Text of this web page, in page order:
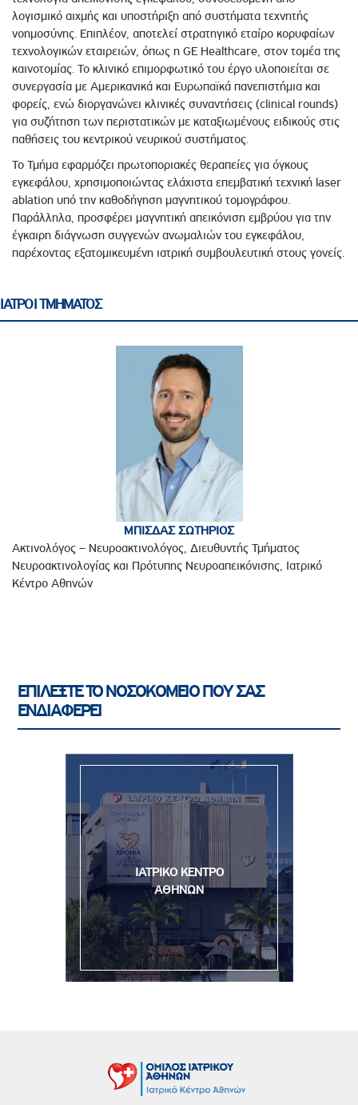
λογισμικό αιχμής και υποστήριξη από συστήματα τεχνητής
νοημοσύνης. Επιπλέον, αποτελεί στρατηγικό εταίρο κορυφαίων
τεχνολογικών εταιρειών, όπως η GE Healthcare, στον τομέα της
καινοτομίας. Το κλινικό επιμορφωτικό του έργο υλοποιείται σε
συνεργασία με Αμερικανικά και Ευρωπαϊκά πανεπιστήμια και
φορείς, ενώ διοργανώνει κλινικές συναντήσεις (clinical rounds)
για συζήτηση των περιστατικών με καταξιωμένους ειδικούς στις
παθήσεις του κεντρικού νευρικού συστήματος.
Το Τμήμα εφαρμόζει πρωτοποριακές θεραπείες για όγκους
εγκεφάλου, χρησιμοποιώντας ελάχιστα επεμβατική τεχνική laser
ablation υπό την καθοδήγηση μαγνητικού τομογράφου.
Παράλληλα, προσφέρει μαγνητική απεικόνιση εμβρύου για την
έγκαιρη διάγνωση συγγενών ανωμαλιών του εγκεφάλου,
παρέχοντας εξατομικευμένη ιατρική συμβουλευτική στους γονείς.
ΙΑΤΡΟΙ ΤΜΗΜΑΤΟΣ
ΜΠΙΣΔΑΣ ΣΩΤΗΡΙΟΣ
Ακτινολόγος – Νευροακτινολόγος, Διευθυντής Τμήματος
Νευροακτινολογίας και Πρότυπης Νευροαπεικόνισης, Ιατρικό
Κέντρο Αθηνών
ΕΠΙΛΕΞΤΕ ΤΟ ΝΟΣΟΚΟΜΕΙΟ ΠΟΥ ΣΑΣ
ΕΝΔΙΑΦΕΡΕΙ
ΙΑΤΡΙΚΟ ΚΕΝΤΡΟ
ΑΘΗΝΩΝ